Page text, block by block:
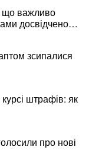
що важливо
досвідченої
зсипалися
штрафів: як
про нові